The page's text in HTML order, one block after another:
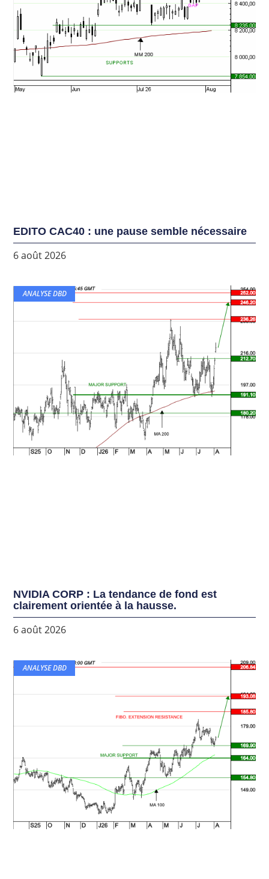
EDITO CAC40 : une pause semble nécessaire
6 août 2026
ANALYSE DBD
NVIDIA CORP : La tendance de fond est
clairement orientée à la hausse.
6 août 2026
ANALYSE DBD